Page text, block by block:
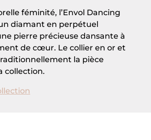
féminité, l’Envol Dancing
diamant en perpétuel
pierre précieuse dansante à
de cœur. Le collier en or et
la pièce
collection.